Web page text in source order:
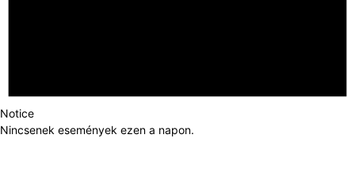
Notice
Nincsenek események ezen a napon.